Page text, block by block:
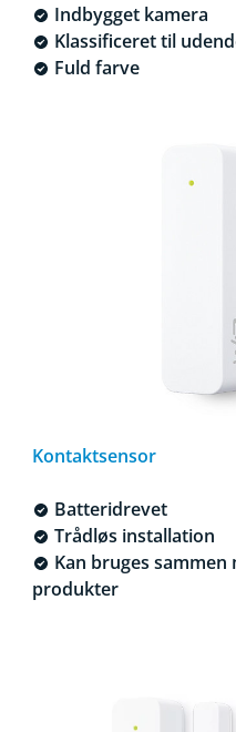
Indbygget kamera
Klassificeret til
Fuld farve
Kontaktsensor
Batteridrevet
Trådløs installation
Kan bruges sammen
produkter